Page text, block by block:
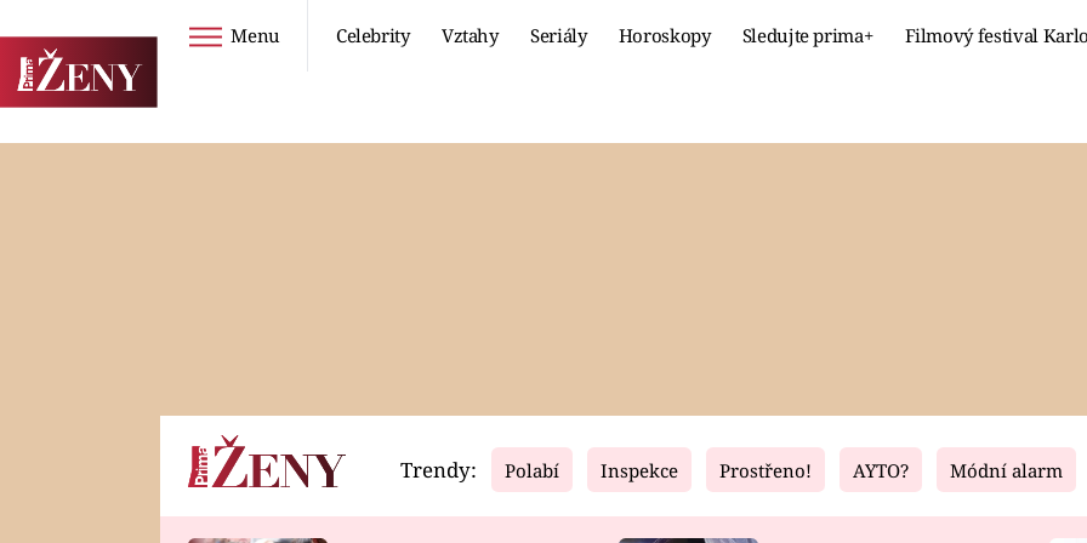
Menu Celebrity Vztahy Seriály Horoskopy Sledujte prima+ Filmový festival
Horoskopy Video Fresh Living
Trendy: Polabí Inspekce Prostřeno! AYTO? Módní alarm